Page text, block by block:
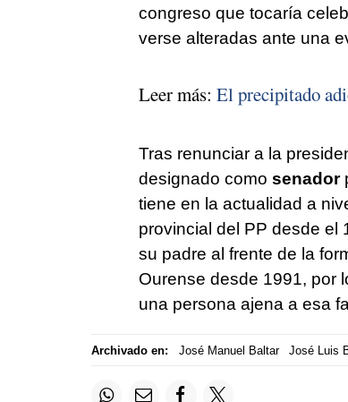
congreso que tocaría
verse alteradas ante una
Leer más: El precipitado
Tras renunciar a la
designado como senador
tiene en la actualidad a
provincial del PP desde el
su padre al frente de la
Ourense desde 1991, por
una persona ajena a esa
Archivado en: José Manuel Baltar José Luis